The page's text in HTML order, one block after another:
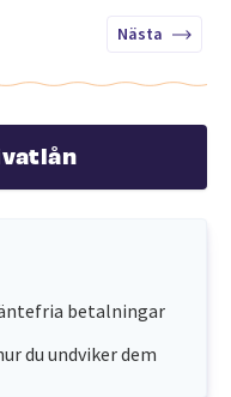
Nästa
betalningar
du undviker dem